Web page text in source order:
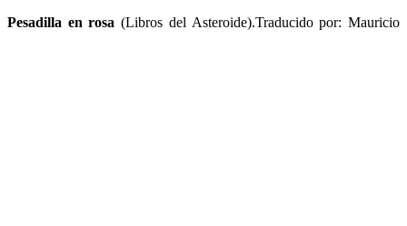
Pesadilla en rosa (Libros del Asteroide).Traducido por: Mauricio